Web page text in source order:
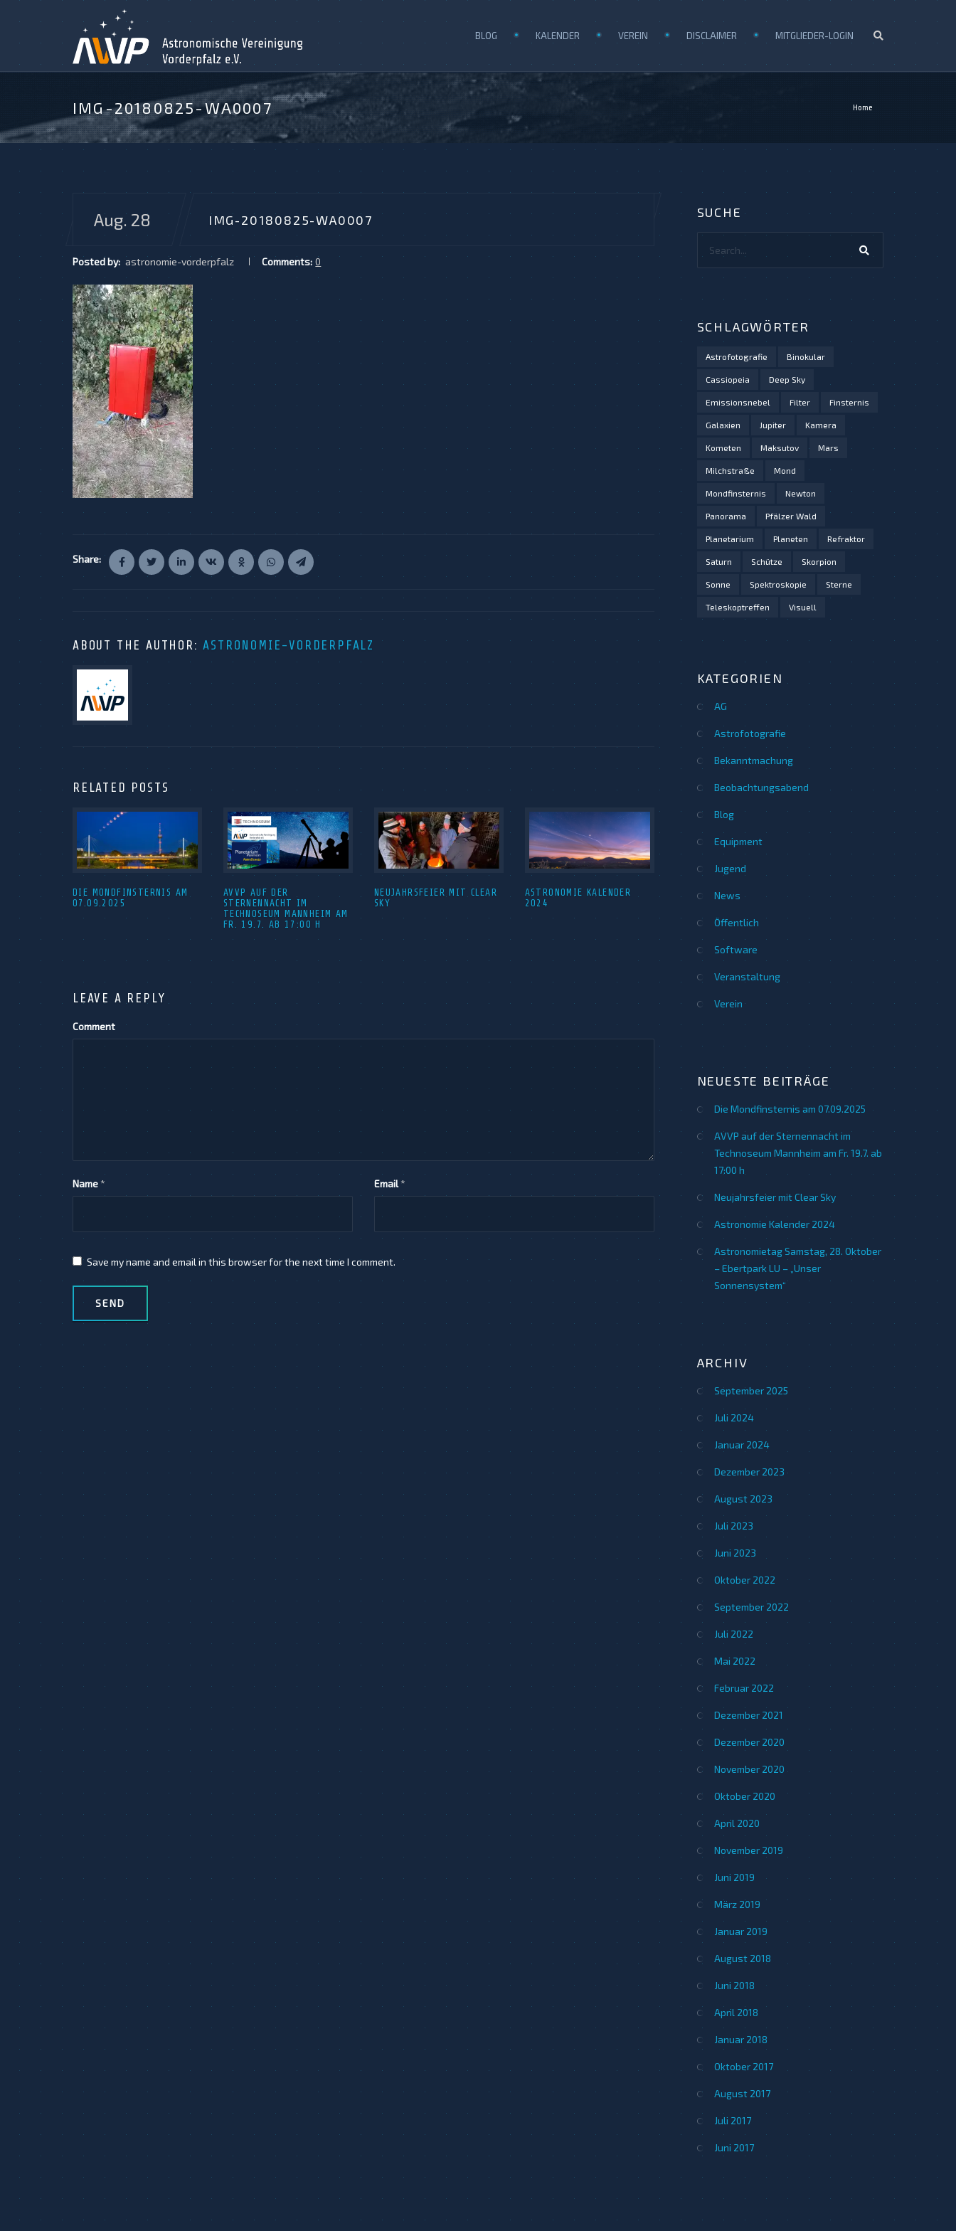
BLOG KALENDER VEREIN DISCLAIMER MITGLIEDER-LOGIN
IMG-20180825-WA0007 Home
Aug. 28 IMG-20180825-WA0007
Posted by: astronomie-vorderpfalz Comments: 0
Share:
ABOUT THE AUTHOR:ASTRONOMIE-VORDERPFALZ
RELATED POSTS
DIE MONDFINSTERNIS AM
07.09.2025
AVVP AUF DER
STERNENNACHT IM
TECHNOSEUM MANNHEIM AM
FR. 19.7. AB 17:00 H
NEUJAHRSFEIER MIT CLEAR
SKY
ASTRONOMIE KALENDER
2024
LEAVE A REPLY
Comment
Name * Email *
Save my name and email in this browser for the next time I comment.
SUCHE
Search...
SCHLAGWÖRTER
Astrofotografie Binokular
Cassiopeia Deep Sky
Emissionsnebel Filter Finsternis
Galaxien Jupiter Kamera
Kometen Maksutov Mars
Milchstraße Mond
Mondfinsternis Newton
Panorama Pfälzer Wald
Planetarium Planeten Refraktor
Saturn Schütze Skorpion
Sonne Spektroskopie Sterne
Teleskoptreffen Visuell
KATEGORIEN
AG
Astrofotografie
Bekanntmachung
Beobachtungsabend
Blog
Equipment
Jugend
News
Öffentlich
Software
Veranstaltung
Verein
NEUESTE BEITRÄGE
Die Mondfinsternis am 07.09.2025
AVVP auf der Sternennacht im
Technoseum Mannheim am Fr. 19.7. ab
17:00 h
Neujahrsfeier mit Clear Sky
Astronomie Kalender 2024
Astronomietag Samstag, 28. Oktober
– Ebertpark LU – „Unser
Sonnensystem“
ARCHIV
September 2025
Juli 2024
Januar 2024
Dezember 2023
August 2023
Juli 2023
Juni 2023
Oktober 2022
September 2022
Juli 2022
Mai 2022
Februar 2022
Dezember 2021
Dezember 2020
November 2020
Oktober 2020
April 2020
November 2019
Juni 2019
März 2019
Januar 2019
August 2018
Juni 2018
April 2018
Januar 2018
Oktober 2017
August 2017
Juli 2017
Juni 2017